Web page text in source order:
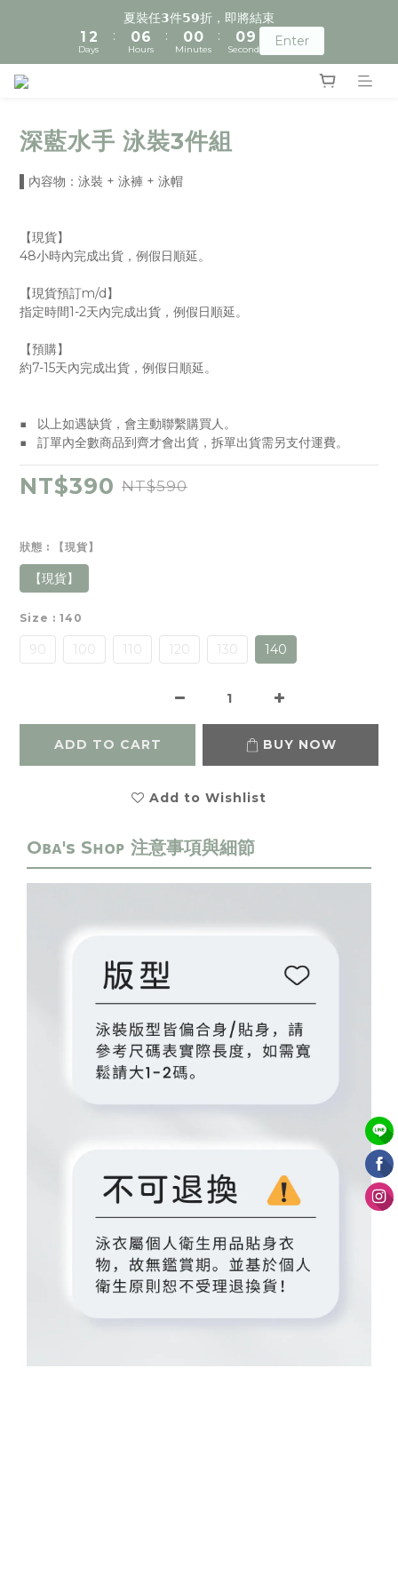
夏裝任𝟯件𝟱𝟵折，即將結束
1
0
2
1
Days
:
1
0
7
6
5
1
0
Hours
:
1
0
1
0
Minutes
:
1
0
9
8
7
Seconds
Enter
深藍水手 泳裝3件組
▌內容物：泳裝 + 泳褲 + 泳帽
【現貨】
48小時內完成出貨，例假日順延。
【現貨預訂m/d】
指定時間1-2天內完成出貨，例假日順延。
【預購】
約7-15天內完成出貨，例假日順延。
■   以上如遇缺貨，會主動聯繫購買人。
■   訂單內全數商品到齊才會出貨，拆單出貨需另支付運費。
NT$390 NT$590
狀態 : 【現貨】
【現貨】
Size : 140
90 100 110 120 130 140
ADD TO CART BUY NOW
Add to Wishlist